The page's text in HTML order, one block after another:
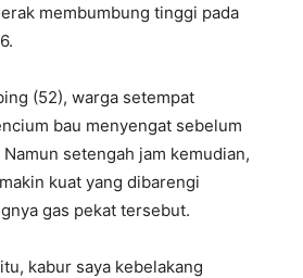
membumbung tinggi pada
(52), warga setempat
bau menyengat sebelum
setengah jam kemudian,
kuat yang dibarengi
gas pekat tersebut.
kabur saya kebelakang